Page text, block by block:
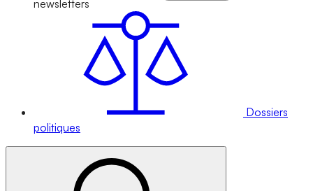
newsletters
Dossiers
politiques